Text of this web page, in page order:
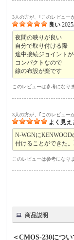
3人の方が、｢このレビュー
良い
夜間の映りが良い
自分で取り付ける際
途中接続ジョイントが
コンパクトなので
線の布設が楽です
このレビューは参考になり
3人の方が、｢このレビュー
よく見え
N-WGNに
付けることができた
このレビューは参考になり
商品説明
＜CMOS-230につい